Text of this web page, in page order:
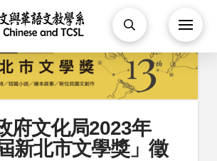
府文化局2023年
新北市文學獎」徵